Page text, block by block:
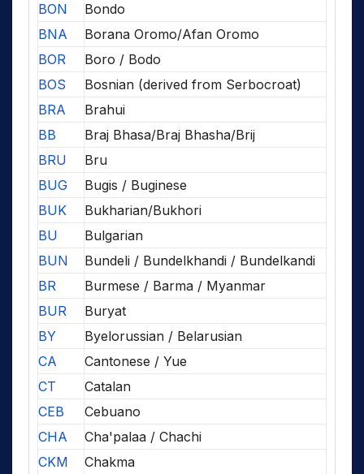
BON
Bondo
BNA
Borana Oromo/Afan Oromo
BOR
Boro / Bodo
BOS
Bosnian (derived from Serbocroat)
BRA
Brahui
BB
Braj Bhasa/Braj Bhasha/Brij
BRU
Bru
BUG
Bugis / Buginese
BUK
Bukharian/Bukhori
BU
Bulgarian
BUN
Bundeli / Bundelkhandi / Bundelkandi
BR
Burmese / Barma / Myanmar
BUR
Buryat
BY
Byelorussian / Belarusian
CA
Cantonese / Yue
CT
Catalan
CEB
Cebuano
CHA
Cha'palaa / Chachi
CKM
Chakma